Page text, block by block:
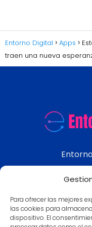
Para ofrecer las mejores
las cookies para
dispositivo. El
Entorno Digital Apps
traen una nueva